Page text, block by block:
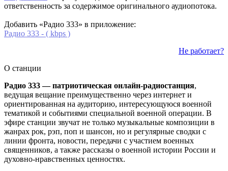
ответственность за содержимое оригинального аудиопотока.
Добавить «Радио 333» в приложение:
Радио 333 - ( kbps )
Не работает?
О станции
Радио 333 — патриотическая онлайн-радиостанция,
ведущая вещание преимущественно через интернет и
ориентированная на аудиторию, интересующуюся военной
тематикой и событиями специальной военной операции. В
эфире станции звучат не только музыкальные композиции в
жанрах рок, рэп, поп и шансон, но и регулярные сводки с
линии фронта, новости, передачи с участием военных
священников, а также рассказы о военной истории России и
духовно-нравственных ценностях.